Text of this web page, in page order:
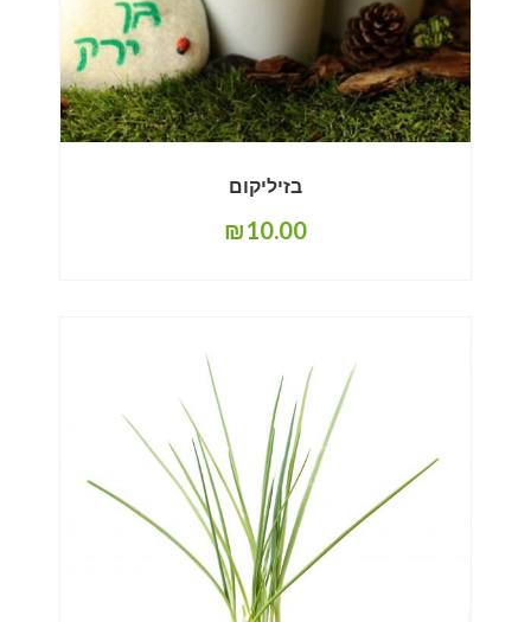
בזיליקום
₪10.00